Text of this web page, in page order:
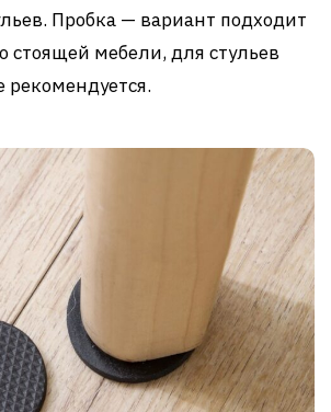
Пробка — вариант подходит
стоящей мебели, для стульев
рекомендуется.